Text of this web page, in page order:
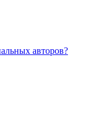
авторов?